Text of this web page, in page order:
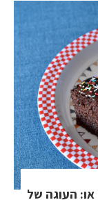
או: העוגה של